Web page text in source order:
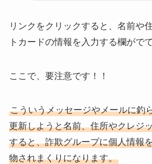
リンクをクリックすると、名前や
トカードの情報を入力する欄がで
ここで、要注意です！！
こういうメッセージやメールに釣
更新しようと名前、住所やクレジ
すると、詐欺グループに個人情報
物されまくりになります。